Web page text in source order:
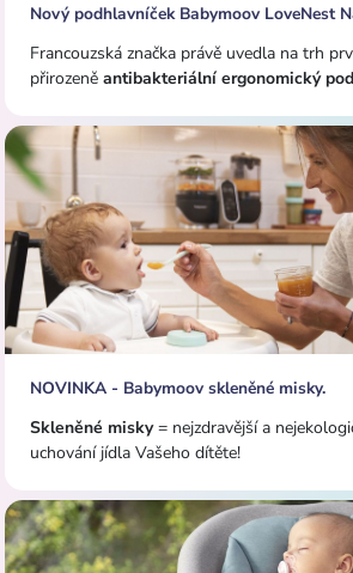
Nový podhlavníček Babymoov LoveNest
Francouzská značka právě uvedla na trh
přirozeně antibakteriální ergonomický
NOVINKA - Babymoov skleněné misky.
Skleněné misky= nejzdravější a
uchování jídla Vašeho dítěte!